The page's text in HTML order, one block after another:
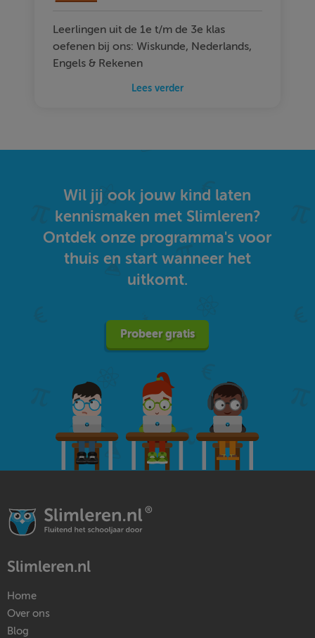
Leerlingen uit de 1e t/m de 3e klas
oefenen bij ons: Wiskunde, Nederlands,
Engels & Rekenen
Lees verder
Wil jij ook jouw kind laten
kennismaken met Slimleren?
Ontdek onze programma's voor
thuis en start wanneer het
uitkomt.
Probeer gratis
Slimleren.nl
Home
Over ons
Blog